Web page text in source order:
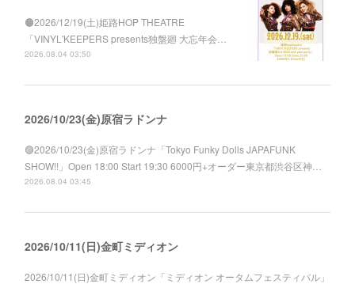
🟠2026/12/19(土)姫路HOP THEATRE
「VINYL'KEEPERS presents独盤廻 大忘年会…
2026.08.04 03:50
2026/10/23(金)原宿ラドンナ
🟣2026/10/23(金)原宿ラドンナ「Tokyo Funky Dolls JAPAFUNK
SHOW!!」Open 18:00 Start 19:30 6000円+オーダー東京都渋谷区神…
2026.08.04 03:45
2026/10/11(日)金町ミディオン
2026/10/11(日)金町ミディオン「ミディオン オータムフェスティバル」